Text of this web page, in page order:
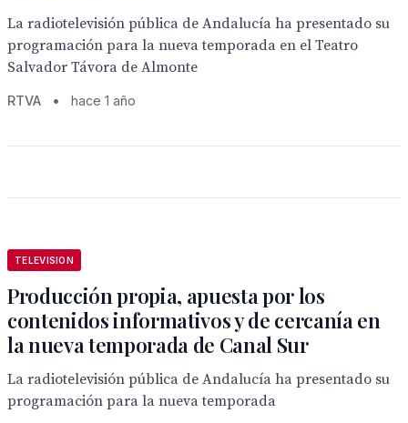
La radiotelevisión pública de Andalucía ha presentado su
programación para la nueva temporada en el Teatro
Salvador Távora de Almonte
RTVA • hace 1 año
TELEVISION
Producción propia, apuesta por los
contenidos informativos y de cercanía en
la nueva temporada de Canal Sur
La radiotelevisión pública de Andalucía ha presentado su
programación para la nueva temporada